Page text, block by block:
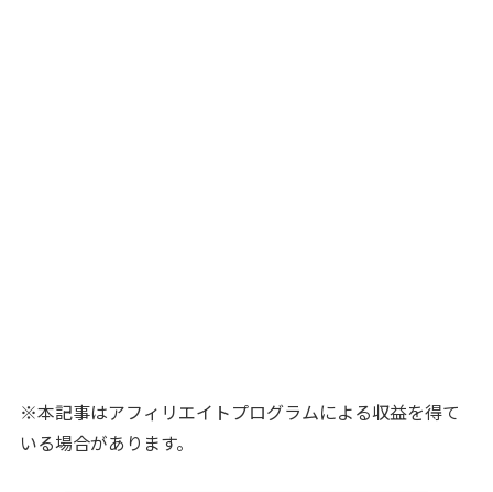
※本記事はアフィリエイトプログラムによる収益を得て
いる場合があります。